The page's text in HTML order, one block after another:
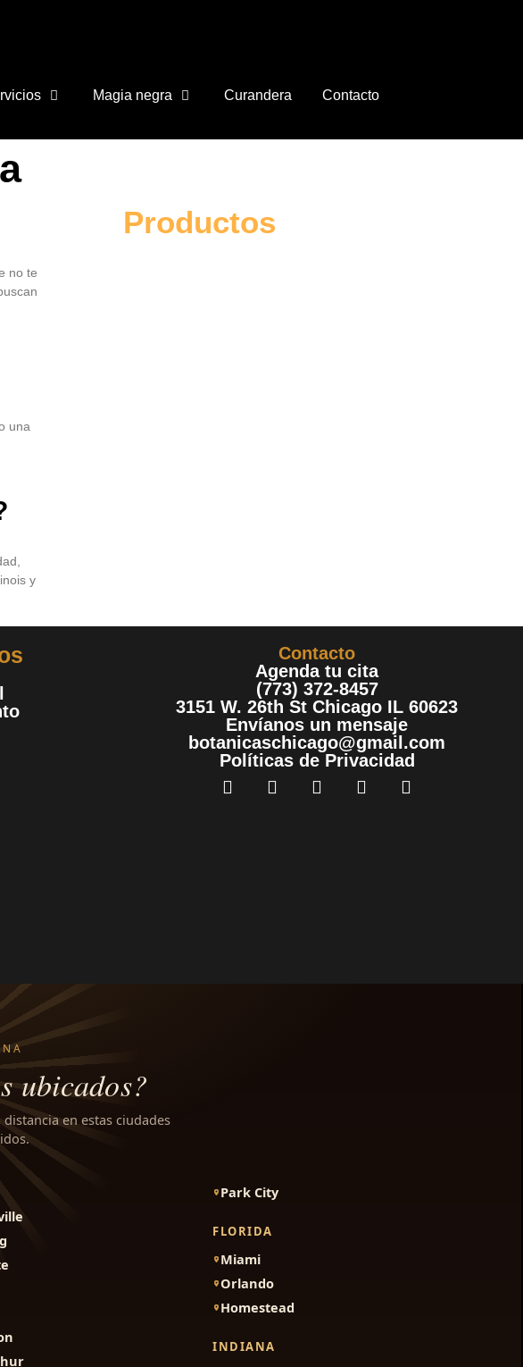
Magia negra Curandera Contacto
no te
una
y
Productos
Contacto
Agenda tu cita
(773) 372-8457
3151 W. 26th St Chicago IL 60623
Envíanos un mensaje
botanicaschicago@gmail.com
Políticas de Privacidad
ubicados?
en estas ciudades
Park City
FLORIDA
Miami
Orlando
Homestead
INDIANA